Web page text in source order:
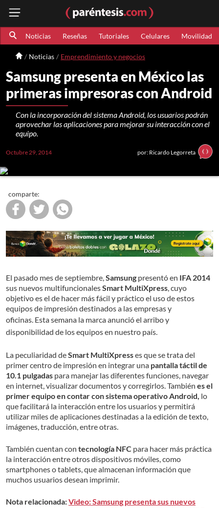
Noticias Reseñas Tutoriales Celulares Movilidad
Noticias Emprendimiento y negocios
Samsung presenta en México las
primeras impresoras con Android
Con la incorporación del sistema Android, los usuarios podrán
aprovechar las aplicaciones para mejorar su interacción con el
equipo.
Octubre 29, 2014 por: Ricardo Legorreta
comparte:
El pasado mes de septiembre, Samsung presentó en IFA 2014
sus nuevos multifuncionalesSmart MultiXpress , cuyo
objetivo es el de hacer más fácil y práctico el uso de estos
equipos de impresión destinados a las empresas y
oficinas. Esta semana la marcaanunció el arribo y
disponibilidad de los equipos en nuestro país.
La peculiaridad deSmart MultiXpresses que se trata del
primer centro de impresión en integrar una pantalla táctil de
10.1 pulgadas para manejar las diferentes funciones, navegar
en internet, visualizar documentos y corregirlos. También es el
primer equipo en contar con sistema operativo Android, lo
que facilitará la interacción entre los usuarios y permitirá
utilizar miles de aplicaciones destinadas a la edición de texto,
imágenes, traducción, entre otras.
También cuentan con tecnología NFC para hacer más práctica
la interacción entre otros dispositivos móviles, como
smartphones o tablets, que almacenan información que
muchos usuarios desean imprimir.
Nota relacionada:Video: Samsung presenta sus nuevos